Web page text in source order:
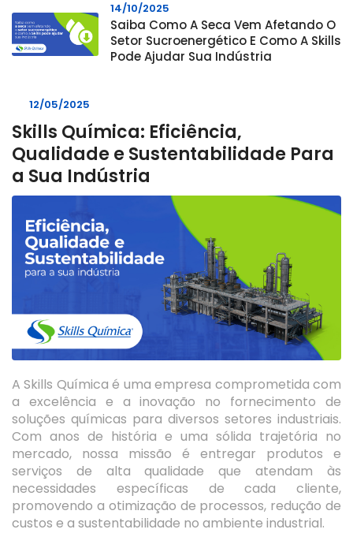
14/10/2025
Saiba Como A Seca Vem Afetando O
Setor Sucroenergético E Como A Skills
Pode Ajudar Sua Indústria
12/05/2025
Skills Química: Eficiência,
Qualidade e Sustentabilidade Para
a Sua Indústria
A Skills Química é uma empresa comprometida com
a excelência e a inovação no fornecimento de
soluções químicas para diversos setores industriais.
Com anos de história e uma sólida trajetória no
mercado, nossa missão é entregar produtos e
serviços de alta qualidade que atendam às
necessidades específicas de cada cliente,
promovendo a otimização de processos, redução de
custos e a sustentabilidade no ambiente industrial.